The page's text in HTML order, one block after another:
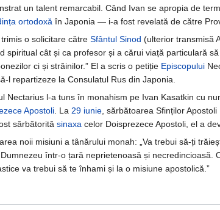
un talent remarcabil. Când Ivan se apropia de
ortodoxă în Japonia — i-a fost revelată de către
o solicitare către Sfântul Sinod (ulterior transmisă
spiritual cât și ca profesor și a cărui viață particulară
ci și străinilor.” El a scris o petiție Episcopului
l repartizeze la Consulatul Rus din Japonia.
Nectarius l-a tuns în monahism pe Ivan Kasatkin cu
Apostoli. La 29 iunie, sărbătoarea Sfinților Apostoli
sărbătorită sinaxa celor Doisprezece Apostoli, el a
noii misiuni a tânărului monah: „Va trebui să-ți
într-o țară neprietenoasă și necredincioasă.
va trebui să te înhami și la o misiune apostolică.”